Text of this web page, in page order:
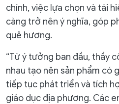
chính, việc lựa chọn và tái
càng trở nên ý nghĩa, góp
quê hương.
“Từ ý tưởng ban đầu, thầy
nhau tạo nên sản phẩm có
tiếp tục phát triển và tích
giáo dục địa phương. Các